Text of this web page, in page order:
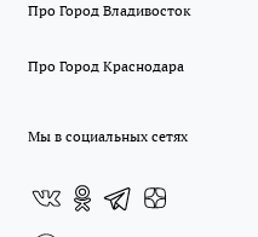
Про Город Владивосток
Про Город Краснодара
Мы в социальных сетях